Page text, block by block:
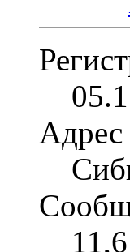
Адрес